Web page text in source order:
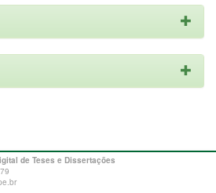
de Teses e Dissertações